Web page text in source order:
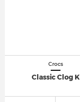
Crocs
Classic Clog K